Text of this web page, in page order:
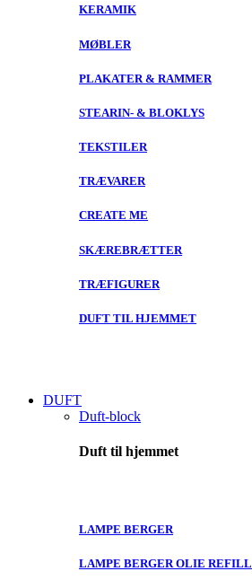
KERAMIK
MØBLER
PLAKATER & RAMMER
STEARIN- & BLOKLYS
TEKSTILER
TRÆVARER
CREATE ME
SKÆREBRÆTTER
TRÆFIGURER
DUFT TIL HJEMMET
DUFT
Duft-block
Duft til hjemmet
LAMPE BERGER
LAMPE BERGER OLIE REFILL